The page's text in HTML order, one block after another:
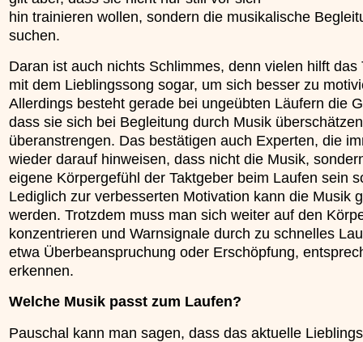
hin trainieren wollen, sondern die musikalische
suchen.
Daran ist auch nichts Schlimmes, denn vielen hilft das
mit dem Lieblingssong sogar, um sich besser zu
Allerdings besteht gerade bei ungeübten Läufern die
dass sie sich bei Begleitung durch Musik
überanstrengen. Das bestätigen auch Experten, die
wieder darauf hinweisen, dass nicht die Musik,
eigene Körpergefühl der Taktgeber beim Laufen sein
Lediglich zur verbesserten Motivation kann die Musik
werden. Trotzdem muss man sich weiter auf den
konzentrieren und Warnsignale durch zu schnelles
etwa Überbeanspruchung oder Erschöpfung,
erkennen.
Welche Musik passt zum Laufen?
Pauschal kann man sagen, dass das aktuelle